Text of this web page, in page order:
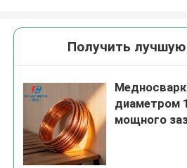
Получить
диаметром
мощного